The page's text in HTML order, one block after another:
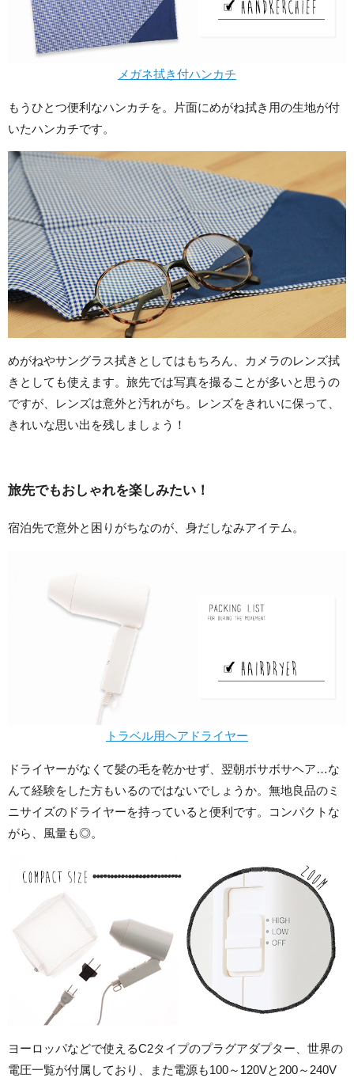
メガネ拭き付ハンカチ
もうひとつ便利なハンカチを。片面にめがね拭き用の生地が付
いたハンカチです。
めがねやサングラス拭きとしてはもちろん、カメラのレンズ拭
きとしても使えます。旅先では写真を撮ることが多いと思うの
ですが、レンズは意外と汚れがち。レンズをきれいに保って、
きれいな思い出を残しましょう！
旅先でもおしゃれを楽しみたい！
宿泊先で意外と困りがちなのが、身だしなみアイテム。
トラベル用ヘアドライヤー
ドライヤーがなくて髪の毛を乾かせず、翌朝ボサボサヘア…な
んて経験をした方もいるのではないでしょうか。無地良品のミ
ニサイズのドライヤーを持っていると便利です。コンパクトな
がら、風量も◎。
ヨーロッパなどで使えるC2タイプのプラグアダプター、世界の
電圧一覧が付属しており、また電源も100～120Vと200～240V